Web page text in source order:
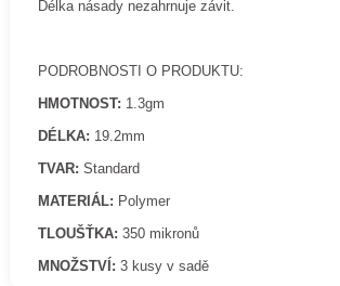
Délka násady nezahrnuje závit.
PODROBNOSTI O PRODUKTU:
HMOTNOST:1.3gm
DÉLKA: 19.2mm
TVAR:Standard
MATERIÁL: Polymer
TLOUŠŤKA: 350 mikronů
MNOŽSTVÍ: 3 kusy v sadě